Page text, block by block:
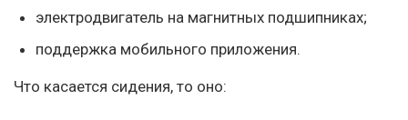
электродвигатель на магнитных подшипниках;
поддержка мобильного приложения.
Что касается сидения, то оно: